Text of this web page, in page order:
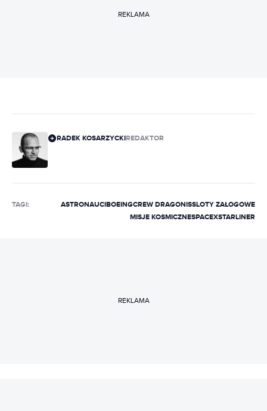
REKLAMA
RADEK KOSARZYCKIREDAKTOR
TAGI: ASTRONAUCIBOEINGCREW DRAGONISSLOTY ZAŁOGOWE
MISJE KOSMICZNESPACEXSTARLINER
REKLAMA